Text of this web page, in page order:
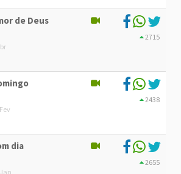
de Deus
2715
2438
dia
2655